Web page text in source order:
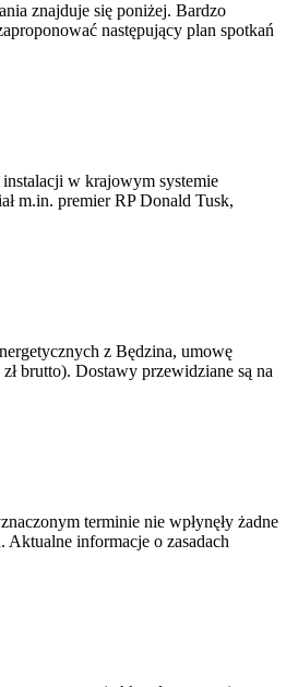
znajduje się poniżej. Bardzo
następujący plan spotkań
w krajowym systemie
m.in. premier RP Donald Tusk,
z Będzina, umowę
brutto). Dostawy przewidziane są na
terminie nie wpłynęły żadne
informacje o zasadach